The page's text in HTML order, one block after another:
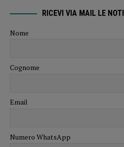
RICEVI VIA MAIL LE
Nome
Cognome
Email
Numero WhatsApp